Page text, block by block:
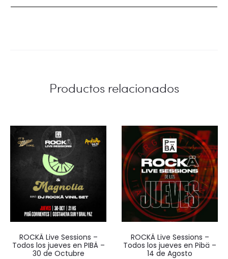
Productos relacionados
ROCKÄ Live Sessions –
Todos los jueves en PIBÄ –
30 de Octubre
ROCKÄ Live Sessions –
Todos los jueves en Pibä –
14 de Agosto